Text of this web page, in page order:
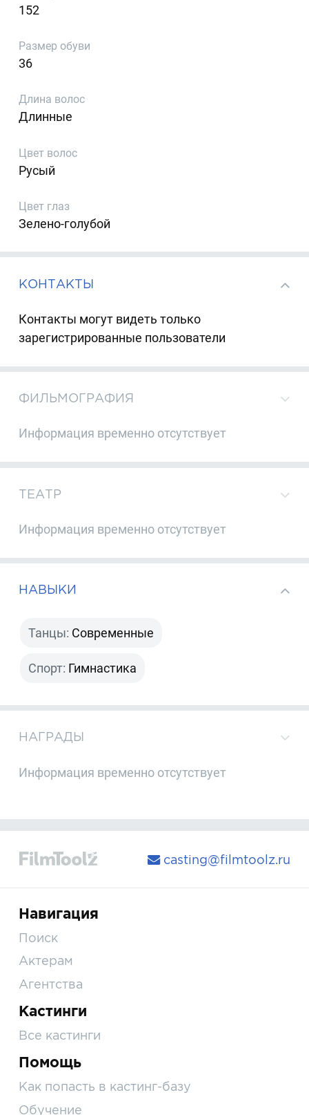
152
Размер обуви
36
Длина волос
Длинные
Цвет волос
Русый
Цвет глаз
Зелено-голубой
КОНТАКТЫ
Контакты могут видеть только
зарегистрированные пользователи
ФИЛЬМОГРАФИЯ
Информация временно отсутствует
ТЕАТР
Информация временно отсутствует
НАВЫКИ
Танцы: Современные
Спорт: Гимнастика
НАГРАДЫ
Информация временно отсутствует
casting@filmtoolz.ru
Навигация
Поиск
Актерам
Агентства
Кастинги
Все кастинги
Помощь
Как попасть в кастинг-базу
Обучение